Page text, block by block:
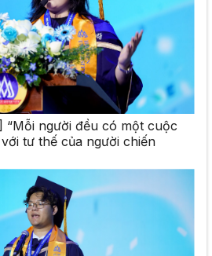
“Mỗi người đều có một cuộc
tư thế của người chiến